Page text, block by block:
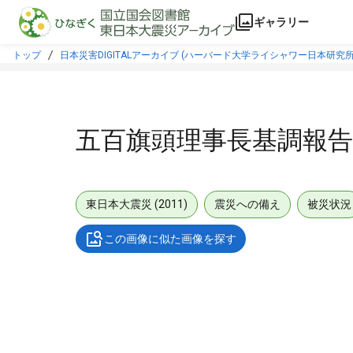
本文に飛ぶ
ギャラリー
トップ 日本災害DIGITALアーカイブ (ハーバード大学ライシャワー日本研究
五百旗頭理事長基調報告
東日本大震災 (2011) 震災への備え 被災状況
この画像に似た画像を探す